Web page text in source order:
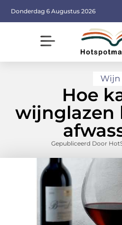
Donderdag 6 Augustus 2026
Wijn
Hoe
wijnglazen
Gepubliceerd Door